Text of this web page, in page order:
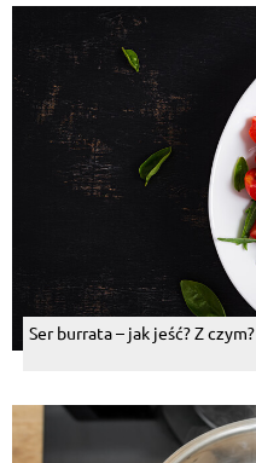
Ser burrata – jak jeść? Z czym?